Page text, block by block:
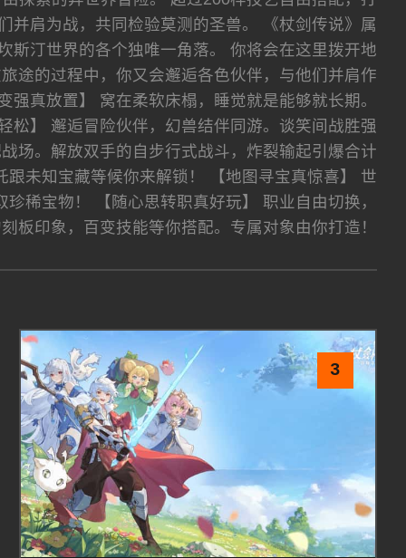
并肩为战，共同检验莫测的圣兽。 《杖剑传说》属
斯汀世界的各个独唯一角落。 你将会在这里拨开地
途的过程中，你又会邂逅各色伙伴，与他们并肩作
真放置】 窝在柔软床榻，睡觉就是能够就长期。
松】 邂逅冒险伙伴，幻兽结伴同游。谈笑间战胜强
场。解放双手的自步行式战斗，炸裂输起引爆合计
未知宝藏等候你来解锁！ 【地图寻宝真惊喜】 世
稀宝物！ 【随心思转职真好玩】 职业自由切换，
板印象，百变技能等你搭配。专属对象由你打造！
3